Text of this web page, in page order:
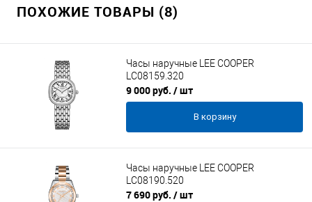
ПОХОЖИЕ ТОВАРЫ (8)
Часы наручные LEE COOPER
LC08159.320
9 000 руб. / шт
В корзину
Часы наручные LEE COOPER
LC08190.520
7 690 руб. / шт